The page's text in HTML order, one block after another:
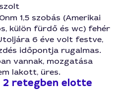
1,5 szobás (Amerikai
külön fürdő és wc) fehér
6 éve volt festve,
időpontja rugalmas.
vannak, mozgatása
lakott, üres.
retegben elotte